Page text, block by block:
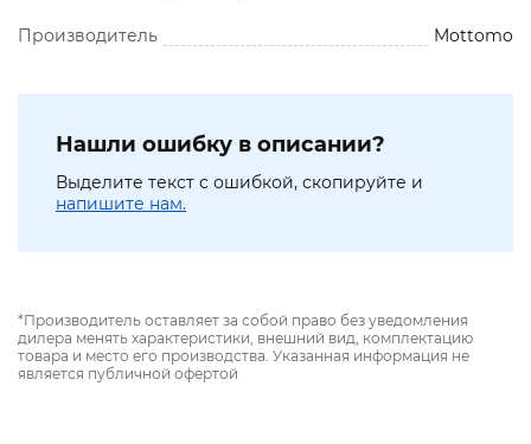
Производитель Mottomo
Нашли ошибку в описании?
Выделите текст с ошибкой, скопируйте и
напишите нам.
*Производитель оставляет за собой право без уведомления
дилера менять характеристики, внешний вид, комплектацию
товара и место его производства. Указанная информация не
является публичной офертой